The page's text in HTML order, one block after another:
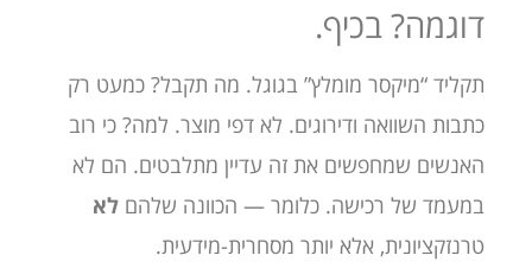
דוגמה? בכיף.
תקליד “מיקסר מומלץ” בגוגל. מה תקבל? כמעט רק
כתבות השוואה ודירוגים. לא דפי מוצר. למה? כי רוב
האנשים שמחפשים את זה עדיין מתלבטים. הם לא
במעמד של רכישה. כלומר — הכוונה שלהם לא
טרנזקציונית, אלא יותר מסחרית-מידעית.